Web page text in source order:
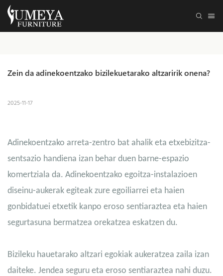
Zein da adinekoentzako bizilekuetarako altzaririk onena?
2025-11-17
Adinekoentzako arreta-zentro bat ahalik eta etxebizitza-
sentsazio handiena izan behar duen barne-espazio
komertziala da. Adinekoentzako egoitza-instalazioen
diseinu-aukerak egiteak zure egoiliarrei eta haien
gonbidatuei etxetik kanpo eroso sentiaraztea eta haien
segurtasuna bermatzea orekatzea eskatzen du.
Bizileku hauetarako altzari egokiak aukeratzea zaila izan
daiteke. Jendea seguru eta eroso sentiaraztea nahi duzu.